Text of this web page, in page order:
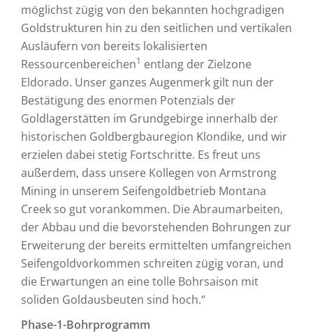
möglichst zügig von den bekannten hochgradigen
Goldstrukturen hin zu den seitlichen und vertikalen
Ausläufern von bereits lokalisierten
Ressourcenbereichen1 entlang der Zielzone
Eldorado. Unser ganzes Augenmerk gilt nun der
Bestätigung des enormen Potenzials der
Goldlagerstätten im Grundgebirge innerhalb der
historischen Goldbergbauregion Klondike, und wir
erzielen dabei stetig Fortschritte. Es freut uns
außerdem, dass unsere Kollegen von Armstrong
Mining in unserem Seifengoldbetrieb Montana
Creek so gut vorankommen. Die Abraumarbeiten,
der Abbau und die bevorstehenden Bohrungen zur
Erweiterung der bereits ermittelten umfangreichen
Seifengoldvorkommen schreiten zügig voran, und
die Erwartungen an eine tolle Bohrsaison mit
soliden Goldausbeuten sind hoch.“
Phase-1-Bohrprogramm